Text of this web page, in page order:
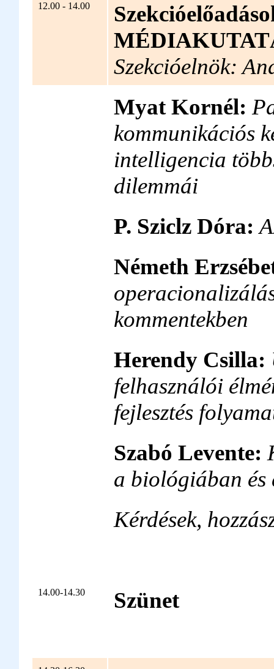
12.00 - 14.00
Szekcióelnök:
Myat Kornél:
kommunikációs
intelligencia
dilemmái
P. Sziclz Dóra:
Németh
kommentekben
Herendy Csilla:
felhasználói
fejlesztés
Szabó Levente:
a biológiában és
Kérdések,
14.00-14.30 Szünet